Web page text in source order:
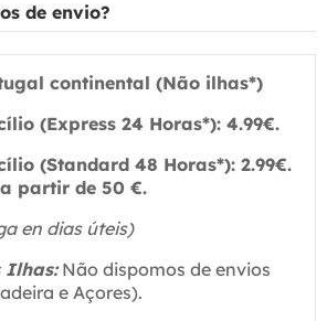
de envio?
continental (Não ilhas*)
(Express 24 Horas*): 4.99€.
(Standard 48 Horas*): 2.99€.
a partir de 50 €.
en dias úteis)
Ilhas:Não dispomos de envios
e Açores).